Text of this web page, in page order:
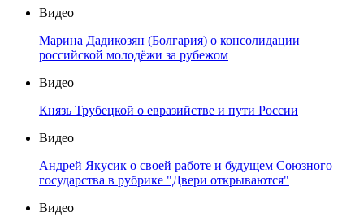
Видео
Марина Дадикозян (Болгария) о консолидации
российской молодёжи за рубежом
Видео
Князь Трубецкой о евразийстве и пути России
Видео
Андрей Якусик о своей работе и будущем Союзного
государства в рубрике "Двери открываются"
Видео